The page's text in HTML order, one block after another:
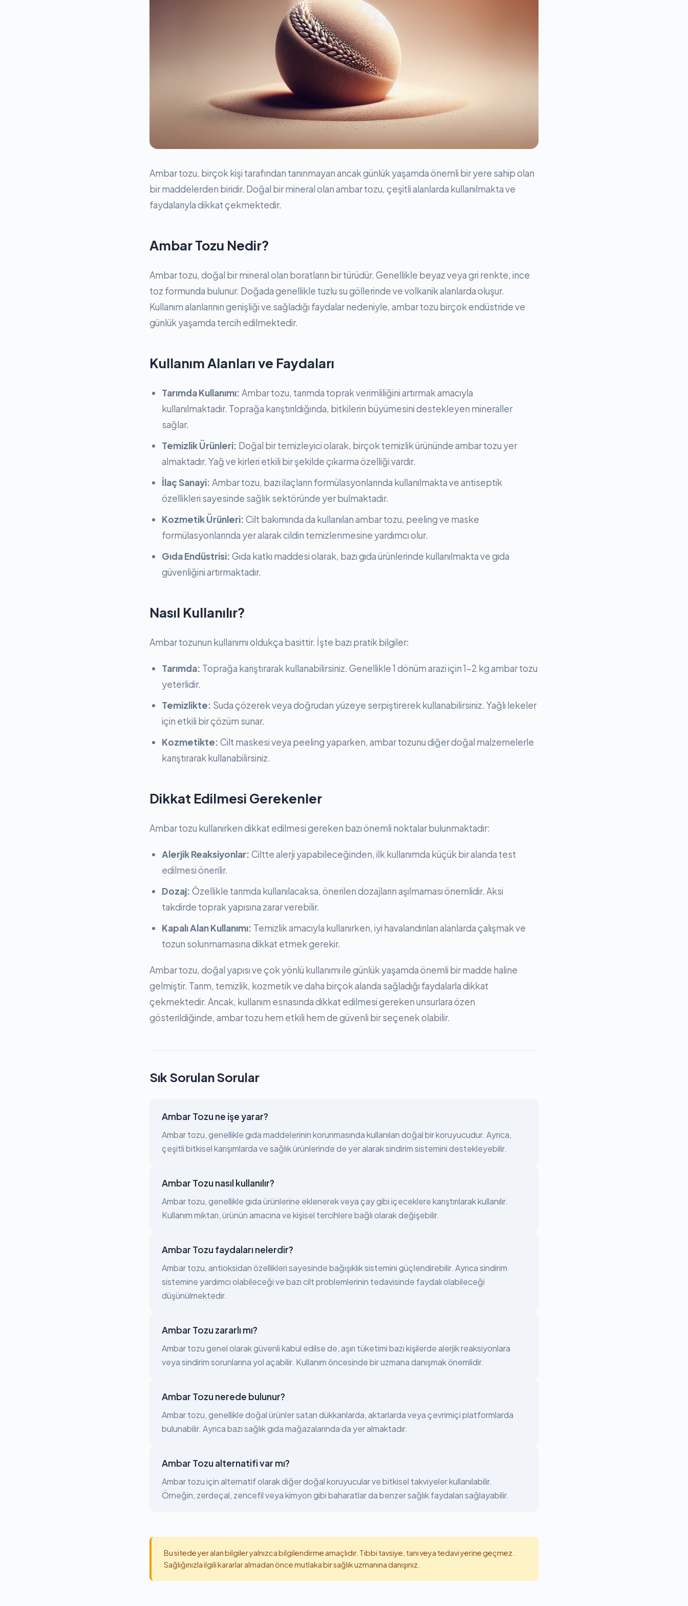
Ambar tozu, birçok kişi tarafından tanınmayan ancak günlük yaşamda önemli bir yere sahip olan
bir maddelerden biridir. Doğal bir mineral olan ambar tozu, çeşitli alanlarda kullanılmakta ve
faydalarıyla dikkat çekmektedir.
Ambar Tozu Nedir?
Ambar tozu, doğal bir mineral olan boratların bir türüdür. Genellikle beyaz veya gri renkte, ince
toz formunda bulunur. Doğada genellikle tuzlu su göllerinde ve volkanik alanlarda oluşur.
Kullanım alanlarının genişliği ve sağladığı faydalar nedeniyle, ambar tozu birçok endüstride ve
günlük yaşamda tercih edilmektedir.
Kullanım Alanları ve Faydaları
Tarımda Kullanımı: Ambar tozu, tarımda toprak verimliliğini artırmak amacıyla
kullanılmaktadır. Toprağa karıştırıldığında, bitkilerin büyümesini destekleyen mineraller
sağlar.
Temizlik Ürünleri: Doğal bir temizleyici olarak, birçok temizlik ürününde ambar tozu yer
almaktadır. Yağ ve kirleri etkili bir şekilde çıkarma özelliği vardır.
İlaç Sanayi: Ambar tozu, bazı ilaçların formülasyonlarında kullanılmakta ve antiseptik
özellikleri sayesinde sağlık sektöründe yer bulmaktadır.
Kozmetik Ürünleri: Cilt bakımında da kullanılan ambar tozu, peeling ve maske
formülasyonlarında yer alarak cildin temizlenmesine yardımcı olur.
Gıda Endüstrisi: Gıda katkı maddesi olarak, bazı gıda ürünlerinde kullanılmakta ve gıda
güvenliğini artırmaktadır.
Nasıl Kullanılır?
Ambar tozunun kullanımı oldukça basittir. İşte bazı pratik bilgiler:
Tarımda: Toprağa karıştırarak kullanabilirsiniz. Genellikle 1 dönüm arazi için 1-2 kg ambar tozu
yeterlidir.
Temizlikte: Suda çözerek veya doğrudan yüzeye serpiştirerek kullanabilirsiniz. Yağlı lekeler
için etkili bir çözüm sunar.
Kozmetikte: Cilt maskesi veya peeling yaparken, ambar tozunu diğer doğal malzemelerle
karıştırarak kullanabilirsiniz.
Dikkat Edilmesi Gerekenler
Ambar tozu kullanırken dikkat edilmesi gereken bazı önemli noktalar bulunmaktadır:
Alerjik Reaksiyonlar: Ciltte alerji yapabileceğinden, ilk kullanımda küçük bir alanda test
edilmesi önerilir.
Dozaj: Özellikle tarımda kullanılacaksa, önerilen dozajların aşılmaması önemlidir. Aksi
takdirde toprak yapısına zarar verebilir.
Kapalı Alan Kullanımı: Temizlik amacıyla kullanırken, iyi havalandırılan alanlarda çalışmak ve
tozun solunmamasına dikkat etmek gerekir.
Ambar tozu, doğal yapısı ve çok yönlü kullanımı ile günlük yaşamda önemli bir madde haline
gelmiştir. Tarım, temizlik, kozmetik ve daha birçok alanda sağladığı faydalarla dikkat
çekmektedir. Ancak, kullanım esnasında dikkat edilmesi gereken unsurlara özen
gösterildiğinde, ambar tozu hem etkili hem de güvenli bir seçenek olabilir.
Sık Sorulan Sorular
Ambar Tozu ne işe yarar?
Ambar tozu, genellikle gıda maddelerinin korunmasında kullanılan doğal bir koruyucudur. Ayrıca,
çeşitli bitkisel karışımlarda ve sağlık ürünlerinde de yer alarak sindirim sistemini destekleyebilir.
Ambar Tozu nasıl kullanılır?
Ambar tozu, genellikle gıda ürünlerine eklenerek veya çay gibi içeceklere karıştırılarak kullanılır.
Kullanım miktarı, ürünün amacına ve kişisel tercihlere bağlı olarak değişebilir.
Ambar Tozu faydaları nelerdir?
Ambar tozu, antioksidan özellikleri sayesinde bağışıklık sistemini güçlendirebilir. Ayrıca sindirim
sistemine yardımcı olabileceği ve bazı cilt problemlerinin tedavisinde faydalı olabileceği
düşünülmektedir.
Ambar Tozu zararlı mı?
Ambar tozu genel olarak güvenli kabul edilse de, aşırı tüketimi bazı kişilerde alerjik reaksiyonlara
veya sindirim sorunlarına yol açabilir. Kullanım öncesinde bir uzmana danışmak önemlidir.
Ambar Tozu nerede bulunur?
Ambar tozu, genellikle doğal ürünler satan dükkanlarda, aktarlarda veya çevrimiçi platformlarda
bulunabilir. Ayrıca bazı sağlık gıda mağazalarında da yer almaktadır.
Ambar Tozu alternatifi var mı?
Ambar tozu için alternatif olarak diğer doğal koruyucular ve bitkisel takviyeler kullanılabilir.
Örneğin, zerdeçal, zencefil veya kimyon gibi baharatlar da benzer sağlık faydaları sağlayabilir.
Bu sitede yer alan bilgiler yalnızca bilgilendirme amaçlıdır. Tıbbi tavsiye, tanı veya tedavi yerine geçmez.
Sağlığınızla ilgili kararlar almadan önce mutlaka bir sağlık uzmanına danışınız.